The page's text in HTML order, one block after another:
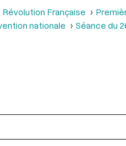
Française
nationale
Séance du